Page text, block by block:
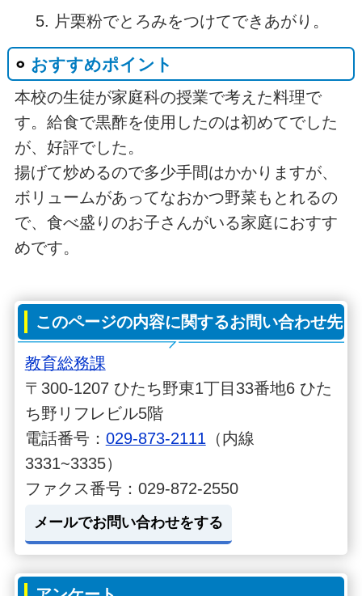
片栗粉でとろみをつけてできあがり。
おすすめポイント
本校の生徒が家庭科の授業で考えた料理で
す。給食で黒酢を使用したのは初めてでした
が、好評でした。
揚げて炒めるので多少手間はかかりますが、
ボリュームがあってなおかつ野菜もとれるの
で、食べ盛りのお子さんがいる家庭におすす
めです。
このページの内容に関するお問い合わせ先
教育総務課
〒300-1207 ひたち野東1丁目33番地6 ひた
ち野リフレビル5階
電話番号： 029-873-2111 （内線
3331~3335）
ファクス番号：029-872-2550
メールでお問い合わせをする